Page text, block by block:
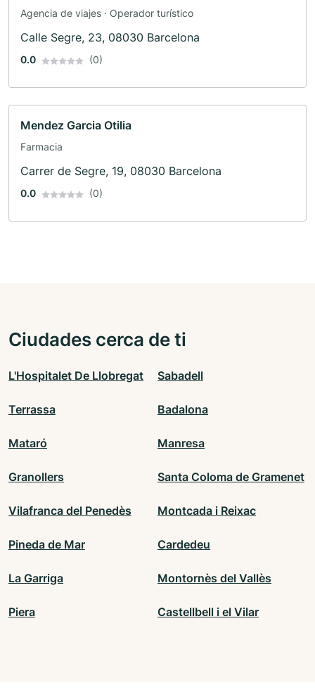
Agencia de viajes · Operador turístico
Calle Segre, 23, 08030 Barcelona
0.0 (0)
Mendez Garcia Otilia
Farmacia
Carrer de Segre, 19, 08030 Barcelona
0.0 (0)
Ciudades cerca de ti
L'Hospitalet De Llobregat Sabadell
Terrassa Badalona
Mataró Manresa
Granollers Santa Coloma de Gramenet
Vilafranca del Penedès Montcada i Reixac
Pineda de Mar Cardedeu
La Garriga Montornès del Vallès
Piera Castellbell i el Vilar